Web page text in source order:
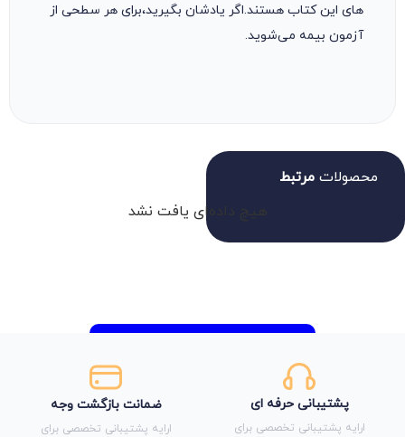
های این کتاب هستند.اگر یادشان بگیرید،برای هر سطحی از
آزمون بیمه می‌شوید.
محصولات مرتبط
هیچ داده‌ای یافت نشد
پشتیبانی حرفه ای
ارایه پشتیبانی تخصصی برای
ضمانت بازگشت وجه
ارایه پشتیبانی تخصصی برای